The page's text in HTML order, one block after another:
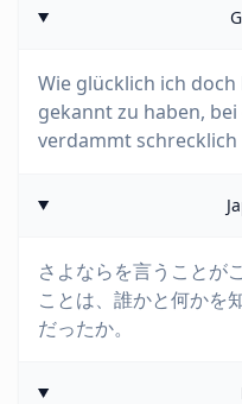
Wie glücklich ich
gekannt zu haben,
verdammt schrecklich
さよならを言うことが
ことは、誰かと何かを
だったか。